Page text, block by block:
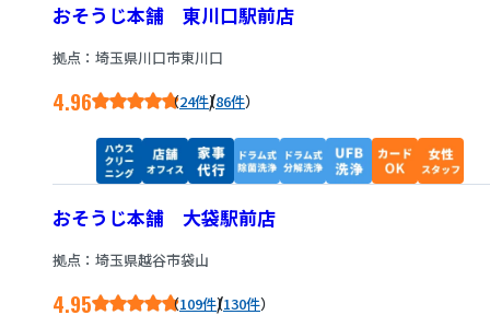
おそうじ本舗 東川口駅前店
拠点：埼玉県川口市東川口
4.96 24件/86件
おそうじ本舗 大袋駅前店
拠点：埼玉県越谷市袋山
4.95 109件/130件